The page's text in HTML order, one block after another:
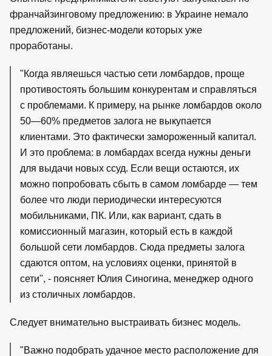
франчайзинговому предложению: в Украине немало
предложений, бизнес-модели которых уже
проработаны.
"Когда являешься частью сети ломбардов, проще
противостоять большим конкурентам и справляться
с проблемами. К примеру, на рынке ломбардов около
50—60% предметов залога не выкупается
клиентами. Это фактически замороженный капитал.
И это проблема: в ломбардах всегда нужны деньги
для выдачи новых ссуд. Если вещи остаются, их
можно попробовать сбыть в самом ломбарде — тем
более что люди периодически интересуются
мобильниками, ПК. Или, как вариант, сдать в
комиссионный магазин, который есть в каждой
большой сети ломбардов. Сюда предметы залога
сдаются оптом, на условиях оценки, принятой в
сети", - поясняет Юлия Синогина, менеджер одного
из столичных ломбардов.
Следует внимательно выстраивать бизнес модель.
"Важно подобрать удачное место расположение для